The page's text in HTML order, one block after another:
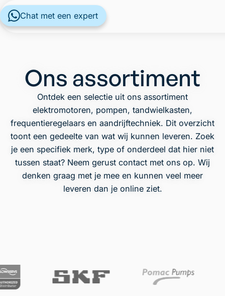
Ons assortiment
Ontdek een selectie uit ons assortiment
elektromotoren, pompen, tandwielkasten,
frequentieregelaars en aandrijftechniek. Dit overzicht
toont een gedeelte van wat wij kunnen leveren. Zoek
je een specifiek merk, type of onderdeel dat hier niet
tussen staat? Neem gerust contact met ons op. Wij
denken graag met je mee en kunnen veel meer
leveren dan je online ziet.
Chat met een expert